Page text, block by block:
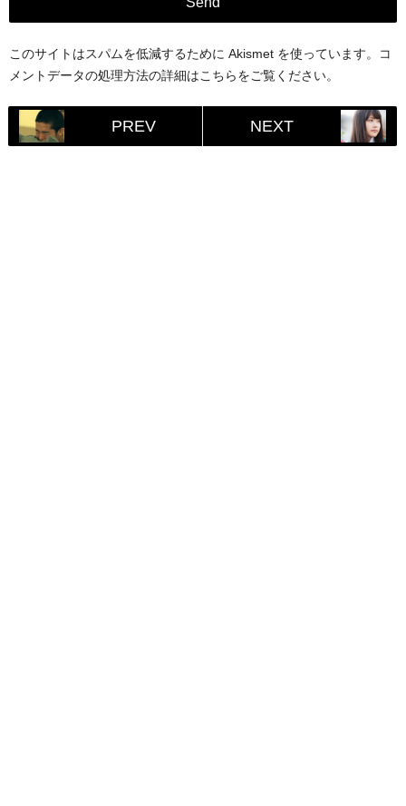
このサイトはスパムを低減するために Akismet を使っています。
コ
メントデータの処理方法の詳細はこちらをご覧ください。
PREV NEXT